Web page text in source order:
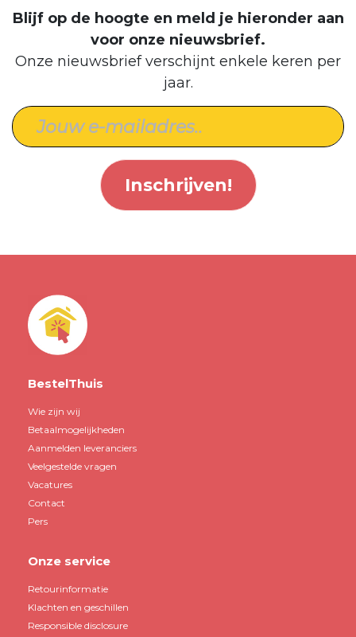
Blijf op de hoogte en meld je hieronder aan
voor onze nieuwsbrief.
Onze nieuwsbrief verschijnt enkele keren per
jaar.
Inschrijven!
BestelThuis
Wie zijn wij
Betaalmogelijkheden
Aanmelden leveranciers
Veelgestelde vragen
Vacatures
Contact
Pers
Onze service
Retourinformatie
Klachten en geschillen
Responsible disclosure